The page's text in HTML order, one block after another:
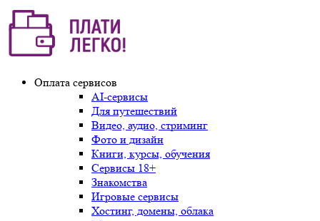
Оплата сервисов
AI-сервисы
Для путешествий
Видео, аудио, стриминг
Фото и дизайн
Книги, курсы, обучения
Сервисы 18+
Знакомства
Игровые сервисы
Хостинг, домены, облака